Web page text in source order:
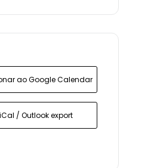
ao Google Calendar
/ Outlook export